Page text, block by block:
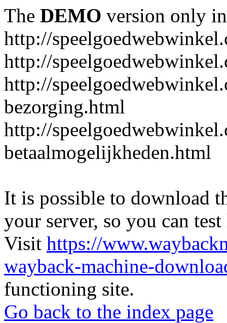
The DEMO version only
http://
http://
http://
bezorging.html
http://
betaalmogelijkheden.html
It is possible to download
your server, so you can
Visit https://
wayback-machine-
functioning site.
Go back to the index page